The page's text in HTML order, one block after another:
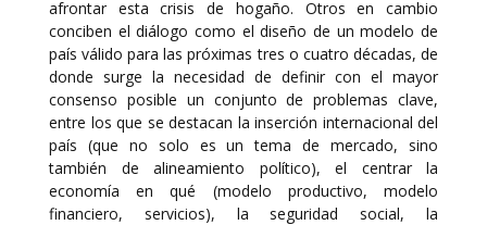
afrontar esta crisis de hogaño. Otros en cambio
conciben el diálogo como el diseño de un modelo de
país válido para las próximas tres o cuatro décadas, de
donde surge la necesidad de definir con el mayor
consenso posible un conjunto de problemas clave,
entre los que se destacan la inserción internacional del
país (que no solo es un tema de mercado, sino
también de alineamiento político), el centrar la
economía en qué (modelo productivo, modelo
financiero, servicios), la seguridad social, la